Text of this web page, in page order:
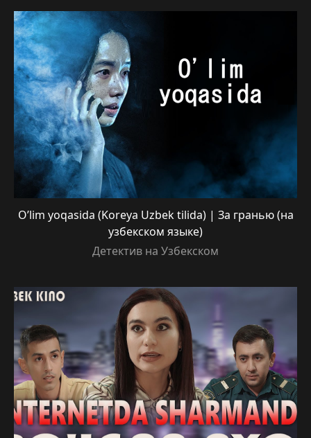
O’lim yoqasida (Koreya Uzbek tilida) | За гранью (на
узбекском языке)
Детектив на Узбекском